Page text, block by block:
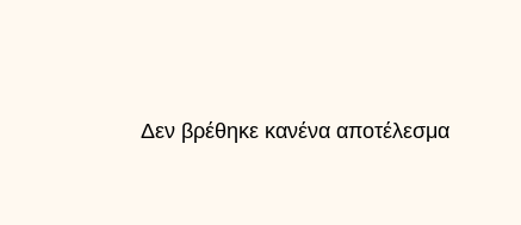
Δεν βρέθηκε κανένα αποτέλεσμα